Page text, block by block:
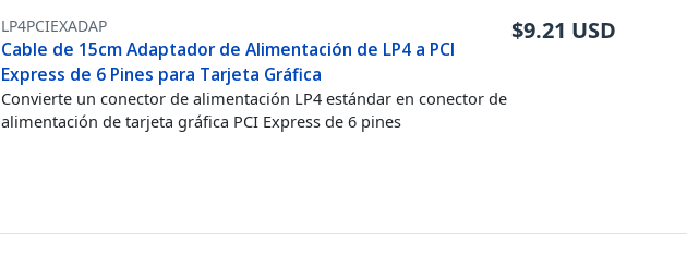
LP4PCIEXADAP
Cable de 15cm Adaptador de Alimentación de LP4 a PCI
Express de 6 Pines para Tarjeta Gráfica
Convierte un conector de alimentación LP4 estándar en conector de
alimentación de tarjeta gráfica PCI Express de 6 pines
$9.21 USD